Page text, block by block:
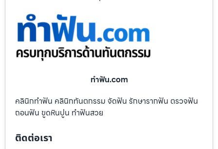
ทําฟัน.com
คลินิกทำฟัน คลินิกทันตกรรม จัดฟัน รักษารากฟัน ตรวจฟัน
ถอนฟัน ขูดหินปูน ทำฟันสวย
ติดต่อเรา